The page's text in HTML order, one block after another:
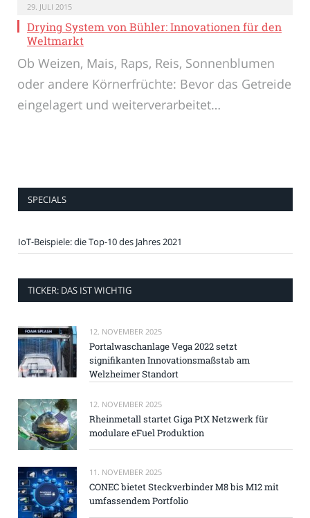
29. JULI 2015
Drying System von Bühler: Innovationen für den
Weltmarkt
Ob Weizen, Mais, Raps, Reis, Sonnenblumen
oder andere Körnerfrüchte: Bevor das Getreide
eingelagert und weiterverarbeitet…
SPECIALS
IoT-Beispiele: die Top-10 des Jahres 2021
TICKER: DAS IST WICHTIG
12. NOVEMBER 2025
Portalwaschanlage Vega 2022 setzt
signifikanten Innovationsmaßstab am
Welzheimer Standort
12. NOVEMBER 2025
Rheinmetall startet Giga PtX Netzwerk für
modulare eFuel Produktion
11. NOVEMBER 2025
CONEC bietet Steckverbinder M8 bis M12 mit
umfassendem Portfolio